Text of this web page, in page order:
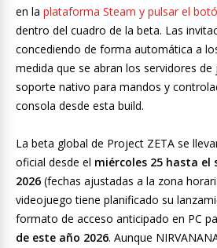
en la plataforma Steam y pulsar el
dentro del cuadro de la beta. Las
concediendo de forma automática a
medida que se abran los servidores de
soporte nativo para mandos y
consola desde esta build.
La beta global de Project ZETA se
oficial desde el miércoles 25 hasta el
2026 (fechas ajustadas a la zona
videojuego tiene planificado su
formato de acceso anticipado en PC
de este año 2026. Aunque